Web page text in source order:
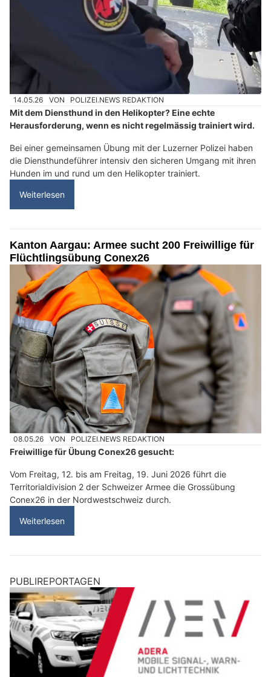
14.05.26 VON POLIZEI.NEWS REDAKTION
Mit dem Diensthund in den Helikopter? Eine echte
Herausforderung, wenn es nicht regelmässig trainiert wird.
Bei einer gemeinsamen Übung mit der Luzerner Polizei haben
die Diensthundeführer intensiv den sicheren Umgang mit ihren
Hunden im und rund um den Helikopter trainiert.
Weiterlesen
Kanton Aargau: Armee sucht 200 Freiwillige für
Flüchtlingsübung Conex26
08.05.26 VON POLIZEI.NEWS REDAKTION
Freiwillige für Übung Conex26 gesucht:
Vom Freitag, 12. bis am Freitag, 19. Juni 2026 führt die
Territorialdivision 2 der Schweizer Armee die Grossübung
Conex26 in der Nordwestschweiz durch.
Weiterlesen
PUBLIREPORTAGEN